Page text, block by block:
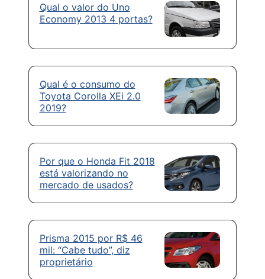
Qual o valor do Uno
Economy 2013 4 portas?
Qual é o consumo do
Toyota Corolla XEi 2.0
2019?
Por que o Honda Fit 2018
está valorizando no
mercado de usados?
Prisma 2015 por R$ 46
mil: “Cabe tudo”, diz
proprietário